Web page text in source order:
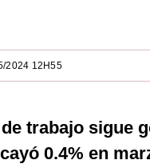
2024 12H55
trabajo sigue
0.4% en